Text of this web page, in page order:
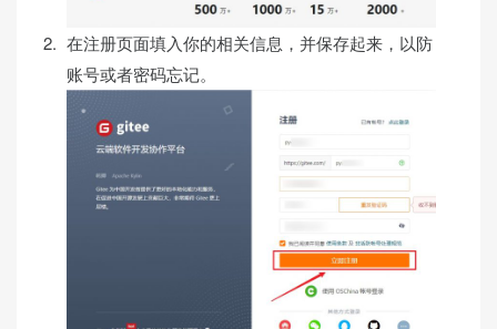
在注册页面填入你的相关信息，并保存起来，以防
账号或者密码忘记。